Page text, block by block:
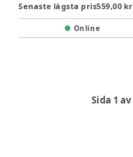
Senaste lägsta pris559,00 kr
Online
Sida 1 av